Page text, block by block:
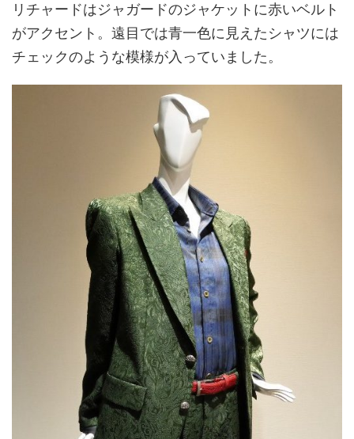
リチャードはジャガードのジャケットに赤いベルト
がアクセント。遠目では青一色に見えたシャツには
チェックのような模様が入っていました。